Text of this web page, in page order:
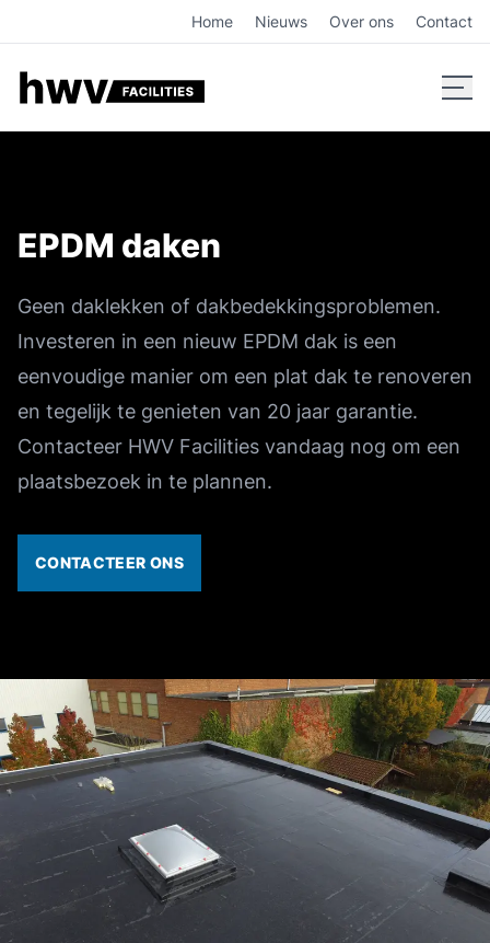
EPDM daken voor industriële gebouwen - HWV Facilities
Home Nieuws Over ons Contact
EPDM daken
Geen daklekken of dakbedekkingsproblemen.
Investeren in een nieuw EPDM dak is een
eenvoudige manier om een plat dak te renoveren
en tegelijk te genieten van 20 jaar garantie.
Contacteer HWV Facilities vandaag nog om een
plaatsbezoek in te plannen.
CONTACTEER ONS